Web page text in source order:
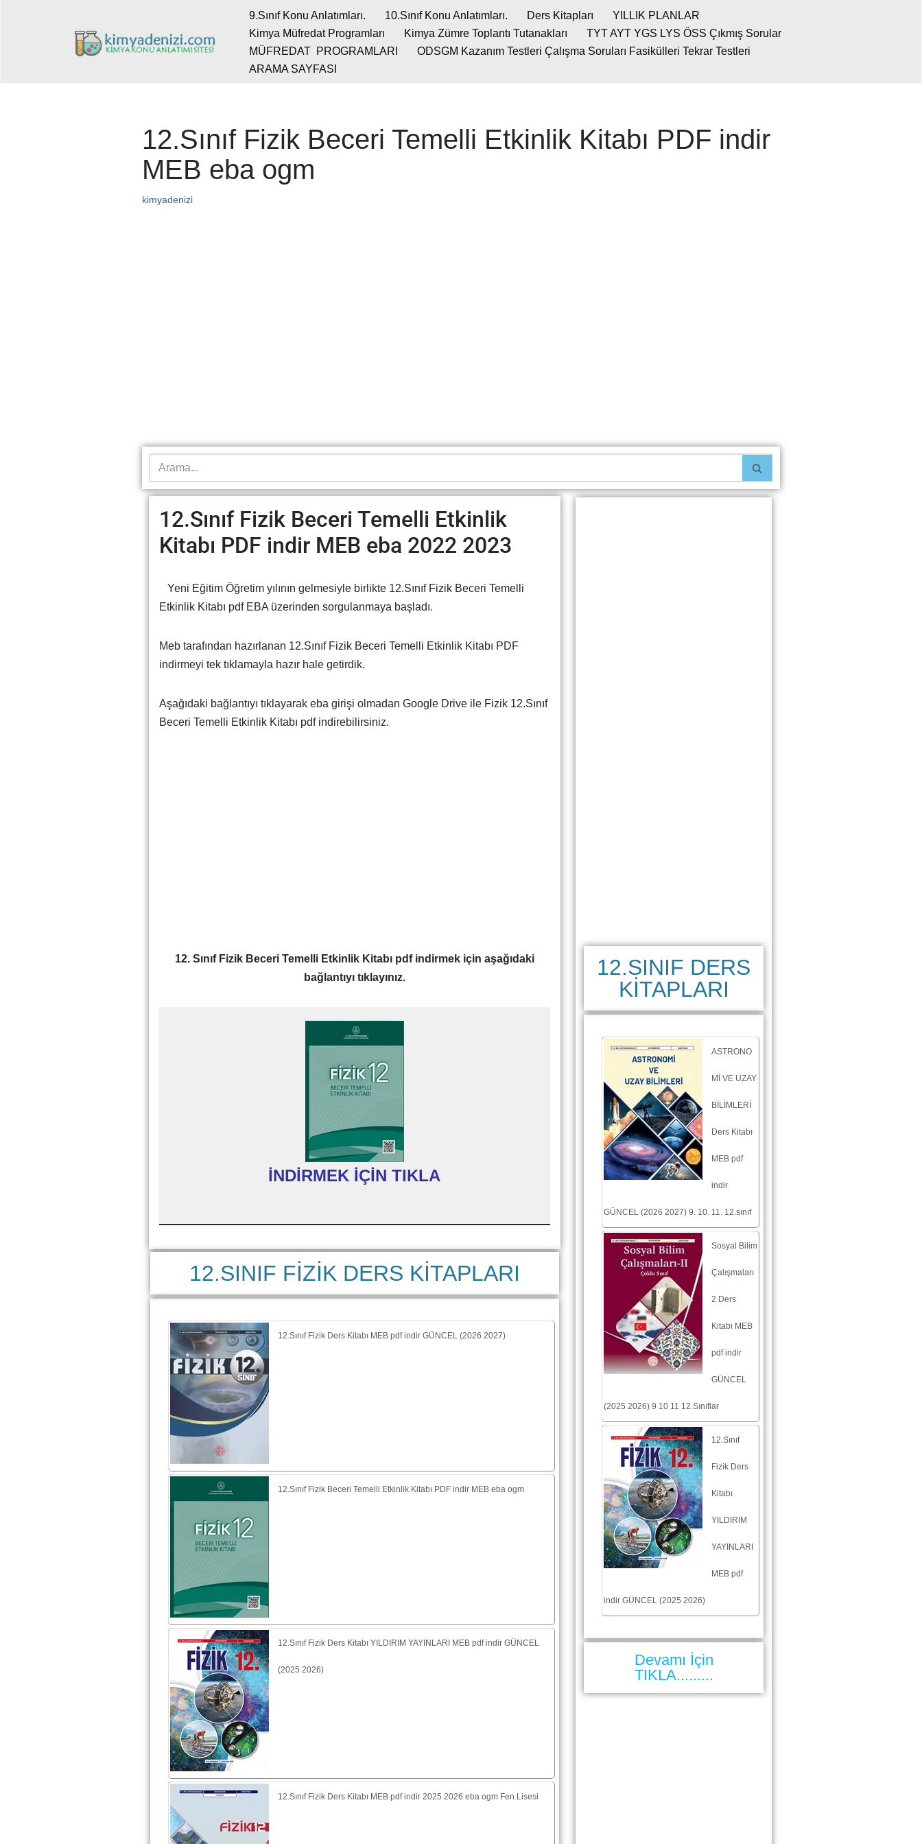
9.Sınıf Konu Anlatımları. 10.Sınıf Konu Anlatımları. Ders Kitapları
YILLIK PLANLAR
Kimya Müfredat Programları
Kimya Zümre Toplantı Tutanakları
TYT AYT YGS LYS ÖSS Çıkmış Sorular
MÜFREDAT PROGRAMLARI
ODSGM Kazanım Testleri Çalışma Soruları Fasikülleri Tekrar Testleri
ARAMA SAYFASI
12.Sınıf Fizik Beceri Temelli Etkinlik Kitabı PDF indir
MEB eba ogm
kimyadenizi
12.Sınıf Fizik Beceri Temelli Etkinlik
Kitabı PDF indir MEB eba 2022 2023
Yeni Eğitim Öğretim yılının gelmesiyle birlikte 12.Sınıf Fizik Beceri Temelli
Etkinlik Kitabı pdf EBA üzerinden sorgulanmaya başladı.
Meb tarafından hazırlanan 12.Sınıf Fizik Beceri Temelli Etkinlik Kitabı PDF
indirmeyi tek tıklamayla hazır hale getirdik.
Aşağıdaki bağlantıyı tıklayarak eba girişi olmadan Google Drive ile Fizik 12.Sınıf
Beceri Temelli Etkinlik Kitabı pdf indirebilirsiniz.
12. Sınıf Fizik Beceri Temelli Etkinlik Kitabı pdf indirmek için aşağıdaki
bağlantıyı tıklayınız.
İNDİRMEK İÇİN TIKLA
12.SINIF FİZİK DERS KİTAPLARI
12.Sınıf Fizik Ders Kitabı MEB pdf indir GÜNCEL (2026 2027)
12.Sınıf Fizik Beceri Temelli Etkinlik Kitabı PDF indir MEB eba ogm
12.Sınıf Fizik Ders Kitabı YILDIRIM YAYINLARI MEB pdf indir GÜNCEL
(2025 2026)
12.Sınıf Fizik Ders Kitabı MEB pdf indir 2025 2026 eba ogm Fen Lisesi
12.SINIF DERS
KİTAPLARI
ASTRONO
Mİ VE UZAY
BİLİMLERİ
Ders Kitabı
MEB pdf
indir
GÜNCEL (2026 2027) 9. 10. 11. 12.sınıf
Sosyal Bilim
Çalışmaları
2 Ders
Kitabı MEB
pdf indir
GÜNCEL
(2025 2026) 9 10 11 12.Sınıflar
12.Sınıf
Fizik Ders
Kitabı
YILDIRIM
YAYINLARI
MEB pdf
indir GÜNCEL (2025 2026)
Devamı İçin
TIKLA.........